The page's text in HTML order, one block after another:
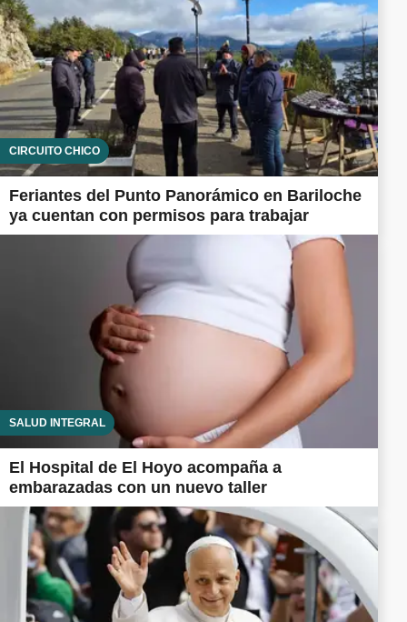
CIRCUITO CHICO
Feriantes del Punto Panorámico en Bariloche
ya cuentan con permisos para trabajar
SALUD INTEGRAL
El Hospital de El Hoyo acompaña a
embarazadas con un nuevo taller